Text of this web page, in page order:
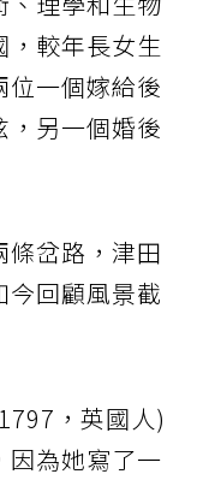
，較年長女生
位一個嫁給後
，另一個婚後
條岔路，津田
今回顧風景截
，英國人)
因為她寫了一